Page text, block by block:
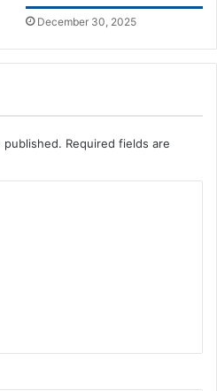
December 30, 2025
published. Required fields are